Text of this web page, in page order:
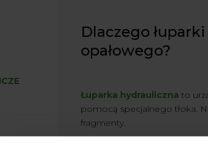
Dlaczego
opałowego?
Łuparka hydrauliczna to
pomocą specjalnego tłoka.
fragmenty.
Z roku na rok łuparki